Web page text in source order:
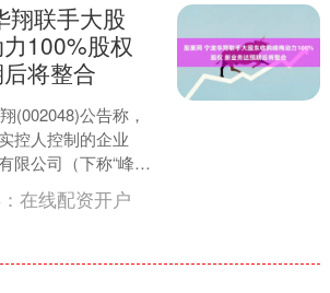
翔联手大股
100%股权
将整合
(002048)公告称，
控人控制的企业
公司（下称“峰梅
出资的方式购买上
在线配资开户